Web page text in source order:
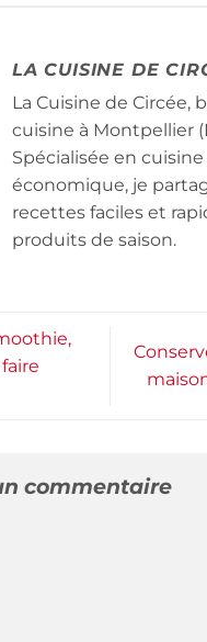
LA CUISINE DE
La Cuisine de Circée,
cuisine à Montpellier
Spécialisée en
économique, je
recettes faciles et
produits de saison.
commentaire